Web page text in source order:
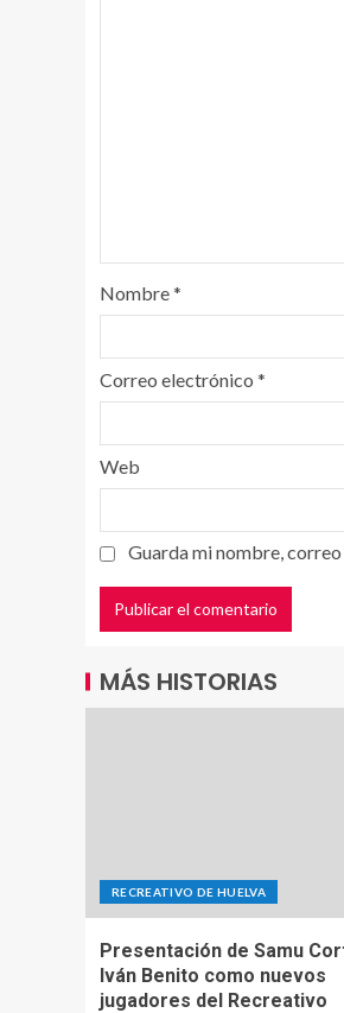
Nombre*
Correo electrónico *
Web
Guarda mi nombre,
MÁS HISTORIAS
RECREATIVO DE HUELVA
Presentación de Samu
Iván Benito como nuevos
jugadores del Recreativo